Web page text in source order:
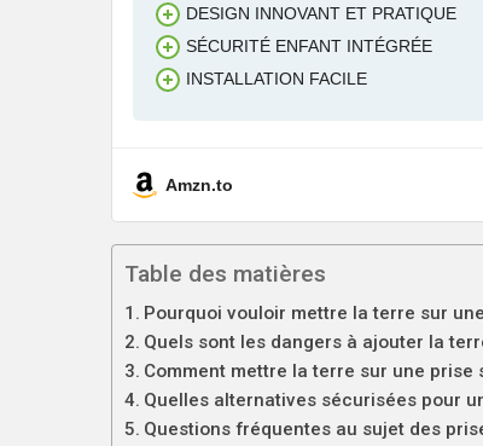
DESIGN INNOVANT ET PRATIQUE
SÉCURITÉ ENFANT INTÉGRÉE
INSTALLATION FACILE
Amzn.to
Table des matières
Pourquoi vouloir mettre la terre sur
Quels sont les dangers à ajouter la
Comment mettre la terre sur une
Quelles alternatives sécurisées pour
Questions fréquentes au sujet des